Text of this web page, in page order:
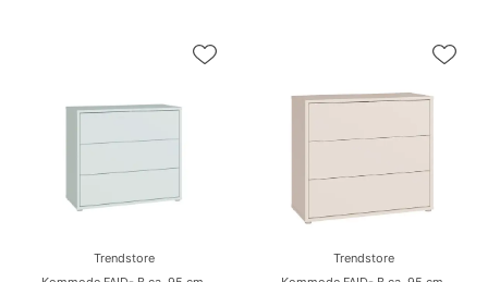
Trendstore
Trendstore